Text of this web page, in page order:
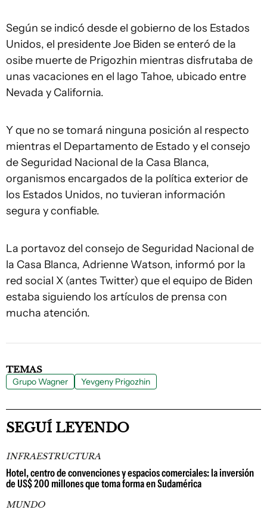
Según se indicó desde el gobierno de los Estados
Unidos, el presidente Joe Biden se enteró de la
osibe muerte de Prigozhin mientras disfrutaba de
unas vacaciones en el lago Tahoe, ubicado entre
Nevada y California.
Y que no se tomará ninguna posición al respecto
mientras el Departamento de Estado y el consejo
de Seguridad Nacional de la Casa Blanca,
organismos encargados de la política exterior de
los Estados Unidos, no tuvieran información
segura y confiable.
La portavoz del consejo de Seguridad Nacional de
la Casa Blanca, Adrienne Watson, informó por la
red social X (antes Twitter) que el equipo de Biden
estaba siguiendo los artículos de prensa con
mucha atención.
TEMAS
Grupo Wagner Yevgeny Prigozhin
SEGUÍ LEYENDO
INFRAESTRUCTURA
Hotel, centro de convenciones y espacios comerciales: la inversión
de US$ 200 millones que toma forma en Sudamérica
MUNDO